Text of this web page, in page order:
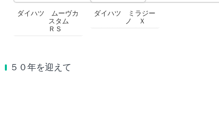
ダイハツ ムーヴカ
スタム
ＲＳ
ダイハツ ミラジー
ノ Ｘ
５０年を迎えて